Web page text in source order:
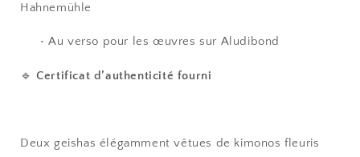
Hahnemühle
• Au verso pour les œuvres sur Aludibond
🔹 Certificat d’authenticité fourni
Deux geishas élégamment vêtues de kimonos fleuris